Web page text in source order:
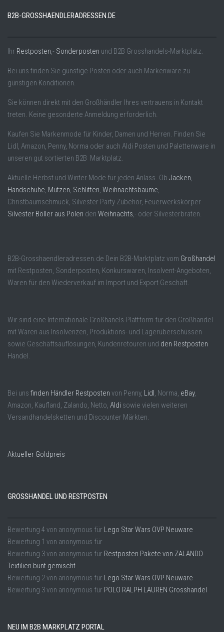
B2B-GROSSHAENDLERADRESSEN.DE
Ihr Restposten,- Sonderposten und B2B Grosshandels-Marktplatz.
Bei uns finden Sie günstige Posten oder auch Markenware zu
günstigen Konditionen.
Sie können direkt mit den Großhändler Ihres vertrauens in Kontakt
treten. Keine gesonderte Anmeldung erforderlich.
Kaufen Sie Markenmode für Kinder, Damen und Herren. Finden Sie
Lidl, Amazon, Penny, Norma oder auch Aldi Posten und Palettenware in
unseren gut sortierten B2B Marktplatz.
Aktuelle Herbst und Winter Mode für jeden Anlass. Ob Jacken,
Handschuhe, Mützen, Schlitten, Weihnachtsbäume,
Christbaumschmuck, Silvester Party Zubehör, Feuerwerkskörper
Silvester Böller aus Polen den Weihnachts,- oder Silvesterbraten.
B2B-Grosshaendleradressen.de Dein B2B-Marktplatz vom Großhandel
mit Restposten, Sonderposten, Konkurswaren, Insolvent-Angeboten,
Waren für den Wiederverkauf im Import und Export Geschäft.
Wir sind eine Internationale Großhanels-Plattform für den Großhandel
mit Waren aus Insolvenzen, Produktions- und Lagerüberschüssen
sowie Geschäftsauflösungen, Kundenretouren und den Restposten
Handel.
Bei uns finden Händler Restposten von Penny, Lidl , Norma, eBay,
Amazon, Kaufland, Zalando, Netto, Aldi sowie vielen weiteren
Versandhandelsketten und Discounter Märkten.
Aktueller Goldpreis
GROSSHANDEL UND RESTPOSTEN
Bewertung 4 von anonymous für Lego Star Wars OVP Neuware
Bewertung 1 von anonymous für
Bewertung 3von anonymous für Restposten Pakete von ZALANDO
Textilien bunt gemischt
Bewertung 2von anonymous für Lego Star Wars OVP Neuware
Bewertung 3von anonymous für POLO RALPH LAUREN Grosshandel
NEU IM B2B MARKPLATZ PORTAL